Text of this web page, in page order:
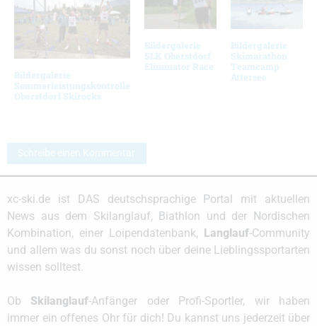
Bildergalerie
Sommerleistungskontrolle
Oberstdorf Skirocks
Bildergalerie
SLK Oberstdorf
Eliminator Race
Bildergalerie
Skimarathon
Teamcamp
Attersee
Schreibe einen Kommentar
xc-ski.de ist DAS deutschsprachige Portal mit aktuellen
News aus dem Skilanglauf, Biathlon und der Nordischen
Kombination, einer Loipendatenbank,
Langlauf-Community
und allem was du sonst noch über deine Lieblingssportarten
wissen solltest.
Ob Skilanglauf-Anfänger oder Profi-Sportler, wir haben
immer ein offenes Ohr für dich! Du kannst uns jederzeit über